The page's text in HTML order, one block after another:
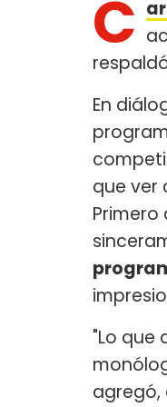
C
En
que ver
"Lo que
agregó,